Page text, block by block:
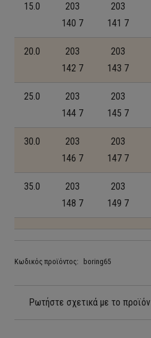
15.0
203
140 7
203
141 7
20.0
203
142 7
203
143 7
25.0
203
144 7
203
145 7
30.0
203
146 7
203
147 7
35.0
203
148 7
203
149 7
Κωδικός προϊόντος: boring65
Ρωτήστε σχετικά με το προϊόν